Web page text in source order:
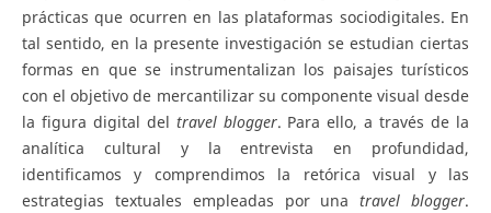
prácticas que ocurren en las plataformas sociodigitales. En
tal sentido, en la presente investigación se estudian ciertas
formas en que se instrumentalizan los paisajes turísticos
con el objetivo de mercantilizar su componente visual desde
la figura digital del travel blogger. Para ello, a través de la
analítica cultural y la entrevista en profundidad,
identificamos y comprendimos la retórica visual y las
estrategias textuales empleadas por una travel blogger.